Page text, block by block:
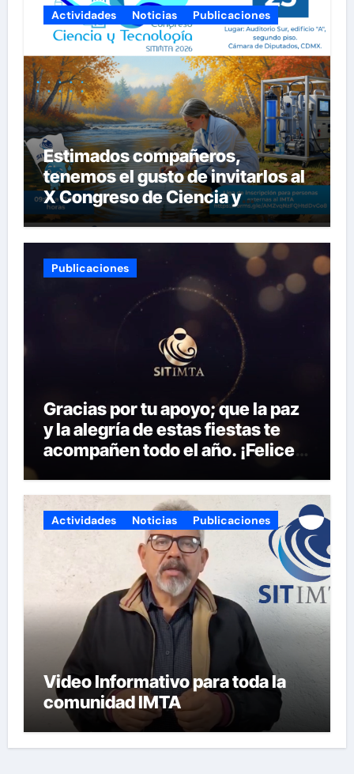
Actividades Noticias Publicaciones
Estimados compañeros,
tenemos el gusto de invitarlos al
X Congreso de Ciencia y
Tecnología del SITIMTA. Si
gustan acompañarnos, dejamos
la liga para que se inscriban:
Publicaciones
Gracias por tu apoyo; que la paz
y la alegría de estas fiestas te
acompañen todo el año. ¡Felices
Actividades Noticias Publicaciones
Video Informativo para toda la
comunidad IMTA